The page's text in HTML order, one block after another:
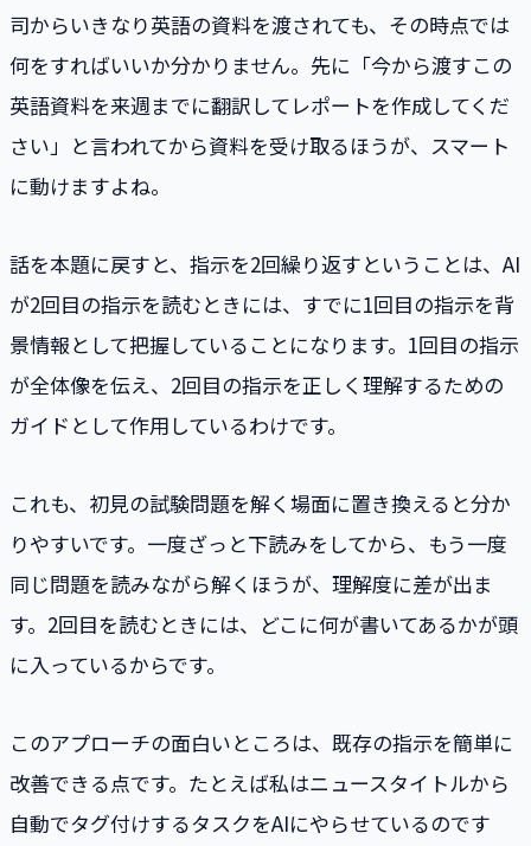
司からいきなり英語の資料を渡されても、その時点では
何をすればいいか分かりません。先に「今から渡すこの
英語資料を来週までに翻訳してレポートを作成してくだ
さい」と言われてから資料を受け取るほうが、スマート
に動けますよね。
話を本題に戻すと、指示を2回繰り返すということは、AI
が2回目の指示を読むときには、すでに1回目の指示を背
景情報として把握していることになります。1回目の指示
が全体像を伝え、2回目の指示を正しく理解するための
ガイドとして作用しているわけです。
これも、初見の試験問題を解く場面に置き換えると分か
りやすいです。一度ざっと下読みをしてから、もう一度
同じ問題を読みながら解くほうが、理解度に差が出ま
す。2回目を読むときには、どこに何が書いてあるかが頭
に入っているからです。
このアプローチの面白いところは、既存の指示を簡単に
改善できる点です。たとえば私はニュースタイトルから
自動でタグ付けするタスクをAIにやらせているのです